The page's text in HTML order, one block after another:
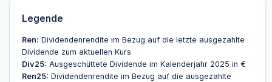
Legende
Ren: Dividendenrendite im Bezug auf die letzte ausgezahlte
Dividende zum aktuellen Kurs
Div25: Ausgeschüttete Dividende im Kalenderjahr 2025 in €
Ren25: Dividendenrendite im Bezug auf die ausgezahlte